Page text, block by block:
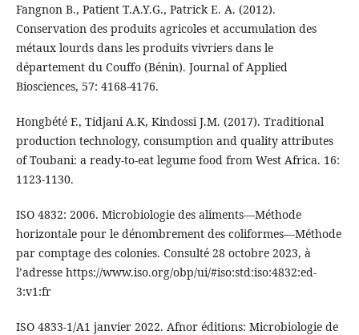
Fangnon B., Patient T.A.Y.G., Patrick E. A. (2012).
Conservation des produits agricoles et accumulation des
métaux lourds dans les produits vivriers dans le
département du Couffo (Bénin). Journal of Applied
Biosciences, 57: 4168‑4176.
Hongbété F., Tidjani A.K, Kindossi J.M. (2017). Traditional
production technology, consumption and quality attributes
of Toubani: a ready-to-eat legume food from West Africa. 16:
1123‑1130.
ISO 4832: 2006. Microbiologie des aliments—Méthode
horizontale pour le dénombrement des coliformes—Méthode
par comptage des colonies. Consulté 28 octobre 2023, à
l’adresse https://www.iso.org/obp/ui/#iso:std:iso:4832:ed-
3:v1:fr
ISO 4833-1/A1 janvier 2022. Afnor éditions: Microbiologie de